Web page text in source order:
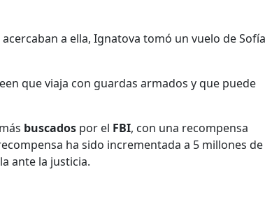
a ella, Ignatova tomó un vuelo de Sofía
que viaja con guardas armados y que puede
más buscados por el FBI, con una recompensa
ha sido incrementada a 5 millones de
ante la justicia.